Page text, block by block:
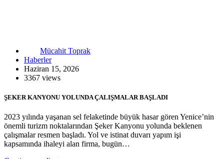
Mücahit Toprak
Haberler
Haziran 15, 2026
3367 views
ŞEKER KANYONU YOLUNDA ÇALIŞMALAR BAŞLADI
2023 yılında yaşanan sel felaketinde büyük hasar gören Yenice’nin
önemli turizm noktalarından Şeker Kanyonu yolunda beklenen
çalışmalar resmen başladı. Yol ve istinat duvarı yapım işi
kapsamında ihaleyi alan firma, bugün…